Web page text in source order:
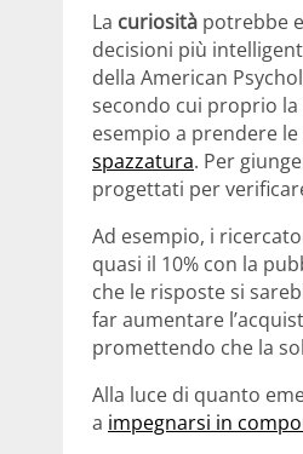
La curiosità potrebbe
decisioni più
della American
secondo cui proprio
esempio a prendere le
spazzatura. Per
progettati per
Ad esempio, i
quasi il 10% con la
che le risposte si
far aumentare
promettendo che la
Alla luce di quanto
a impegnarsi in